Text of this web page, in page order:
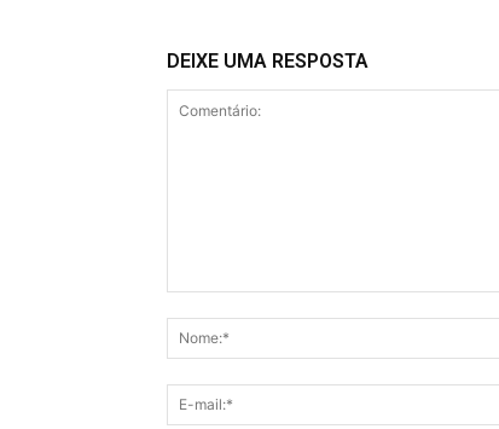
DEIXE UMA RESPOSTA